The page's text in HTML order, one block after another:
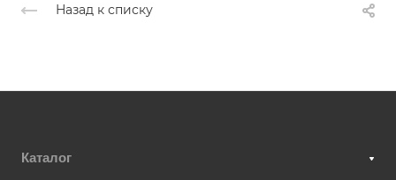
Назад к списку
Каталог